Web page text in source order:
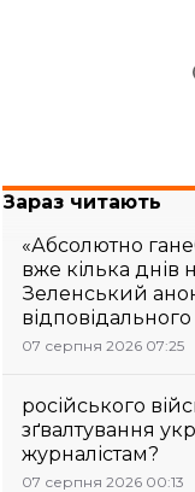
Зараз читають
«Абсолютно
вже кілька днів
Зеленський
відповідального
07 серпня 2026 07:25
російського
зґвалтування
журналістам?
07 серпня 2026 00:13